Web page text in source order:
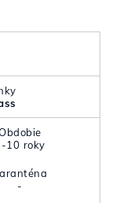
10 roky
-